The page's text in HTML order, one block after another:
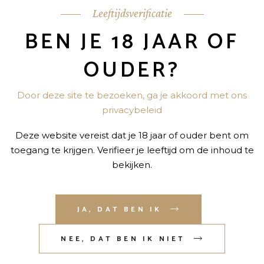
Leeftijdsverificatie
BEN JE 18 JAAR OF
OUDER?
Door deze site te bezoeken, ga je akkoord met ons
privacybeleid
Deze website vereist dat je 18 jaar of ouder bent om
toegang te krijgen. Verifieer je leeftijd om de inhoud te
bekijken.
JA, DAT BEN IK
NEE, DAT BEN IK NIET
CLUB 3Y 0,7” TE BEOORDELEN
gepubliceerd. Vereiste velden zijn gemarkeerd met